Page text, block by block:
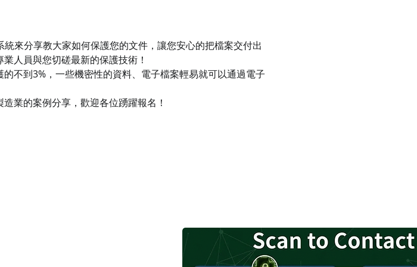
統來分享教大家如何保護您的文件，讓您安心的把檔案交付出
人員與您切磋最新的保護技術！
不到3%，一些機密性的資料、電子檔案輕易就可以通過電子
業的案例分享，歡迎各位踴躍報名！